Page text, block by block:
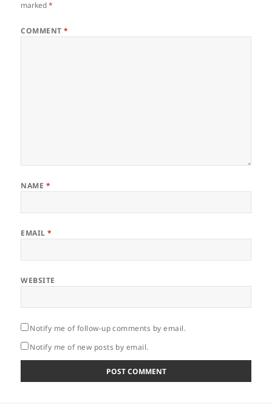
marked*
COMMENT*
NAME *
EMAIL*
WEBSITE
Notify me of follow-up comments by email.
Notify me of new posts by email.